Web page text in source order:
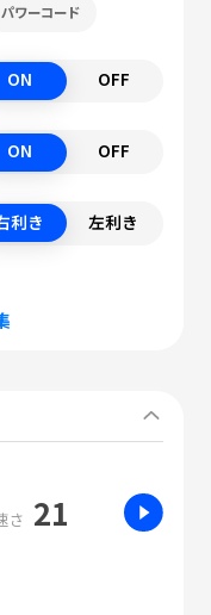
パワーコード
ON OFF
ON OFF
利き 左利き
さ 21